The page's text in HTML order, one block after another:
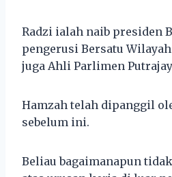
Radzi ialah naib presiden
pengerusi Bersatu
juga Ahli Parlimen
Hamzah telah dipanggil
sebelum ini.
Beliau bagaimanapun